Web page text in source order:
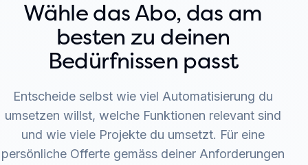
Wähle das Abo, das am
besten zu deinen
Bedürfnissen passt
Entscheide selbst wie viel Automatisierung du
umsetzen willst, welche Funktionen relevant sind
und wie viele Projekte du umsetzt. Für eine
persönliche Offerte gemäss deiner Anforderungen